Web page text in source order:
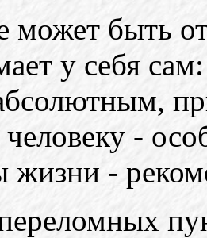
быть
у себя
-
жизни -